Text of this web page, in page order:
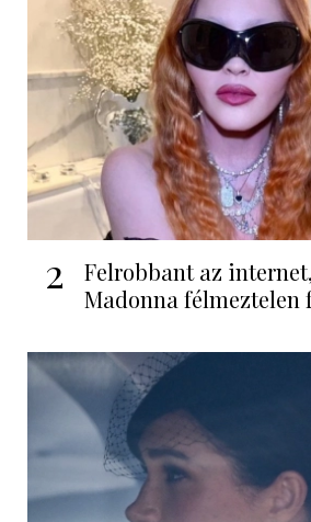
2
Felrobbant az
Madonna félmeztelen